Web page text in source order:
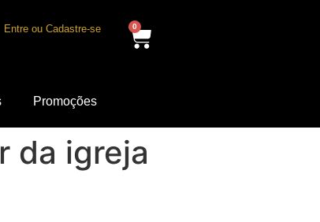
Entre ou Cadastre-se 0
Promoções
da igreja